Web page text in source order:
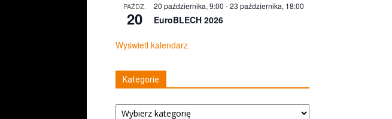
PAŹDZ.
20
20 października, 9:00 -23 października, 18:00
EuroBLECH 2026
Wyświetl kalendarz
Kategorie
Kategorie